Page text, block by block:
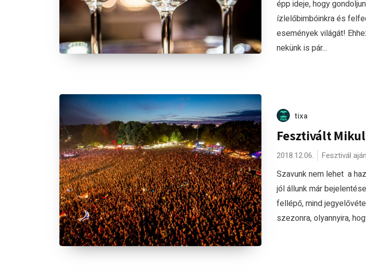
épp ideje, hogy
ízlelőbimbóinkra és
események világát!
nekünk is pár...
tixa
Fesztivált
2018.12.06. Fesztivál
Szavunk nem lehet a
jól állunk már
fellépő, mind
szezonra, olyannyira,